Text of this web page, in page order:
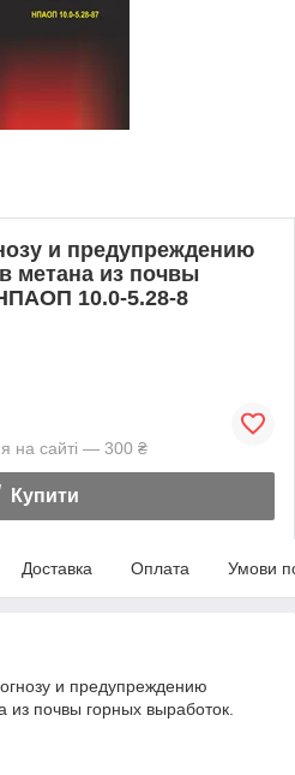
и предупреждению
метана из почвы
10.0-5.28-8
на сайті — 300 ₴
Купити
Доставка Оплата Умови
и предупреждению
почвы горных выработок.